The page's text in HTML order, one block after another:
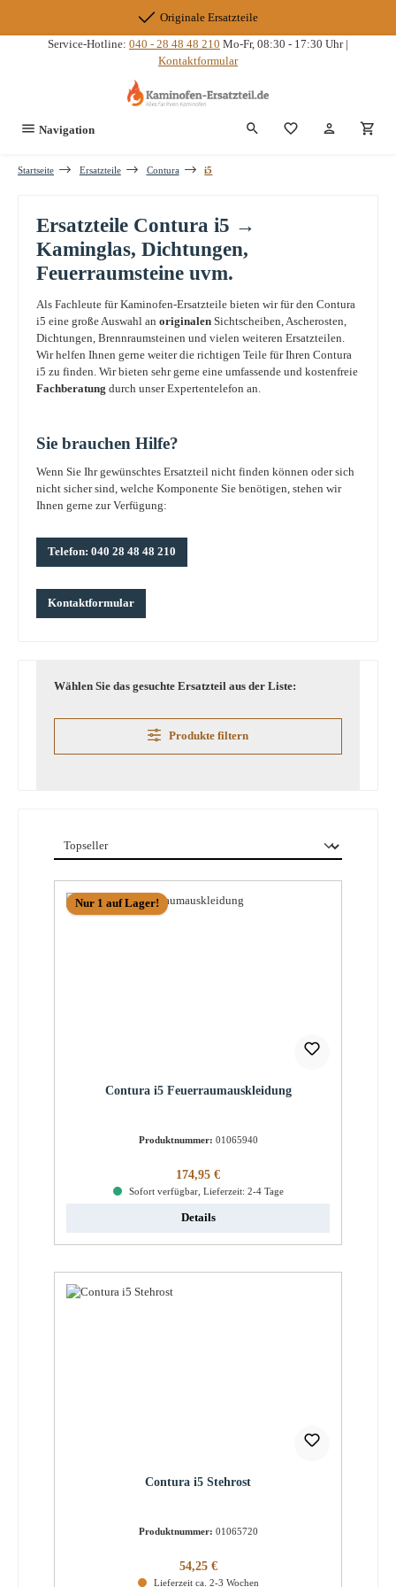
Originale Ersatzteile
Service-Hotline: 040 - 28 48 48 210 Mo-Fr, 08:30 - 17:30 Uhr |
Kontaktformular
Navigation Du hast 0
Startseite Ersatzteile Contura i5
Ersatzteile Contura i5 →
Kaminglas, Dichtungen,
Feuerraumsteine uvm.
Als Fachleute für Kaminofen-Ersatzteile bieten wir für den Contura
i5 eine große Auswahl an originalen Sichtscheiben, Ascherosten,
Dichtungen, Brennraumsteinen und vielen weiteren Ersatzteilen.
Wir helfen Ihnen gerne weiter die richtigen Teile für Ihren Contura
i5 zu finden. Wir bieten sehr gerne eine umfassende und kostenfreie
Fachberatung durch unser Expertentelefon an.
Sie brauchen Hilfe?
Wenn Sie Ihr gewünschtes Ersatzteil nicht finden können oder sich
nicht sicher sind, welche Komponente Sie benötigen, stehen wir
Ihnen gerne zur Verfügung:
Telefon: 040 28 48 48 210
Kontaktformular
Wählen Sie das gesuchte Ersatzteil aus der Liste:
Produkte filtern
Nur 1 auf Lager!
Contura i5 Feuerraumauskleidung
Produktnummer: 01065940
Regulärer Preis:
174,95 €
Sofort verfügbar, Lieferzeit: 2-4 Tage
Details
Contura i5 Stehrost
Produktnummer: 01065720
Regulärer Preis:
54,25 €
Lieferzeit ca. 2-3 Wochen